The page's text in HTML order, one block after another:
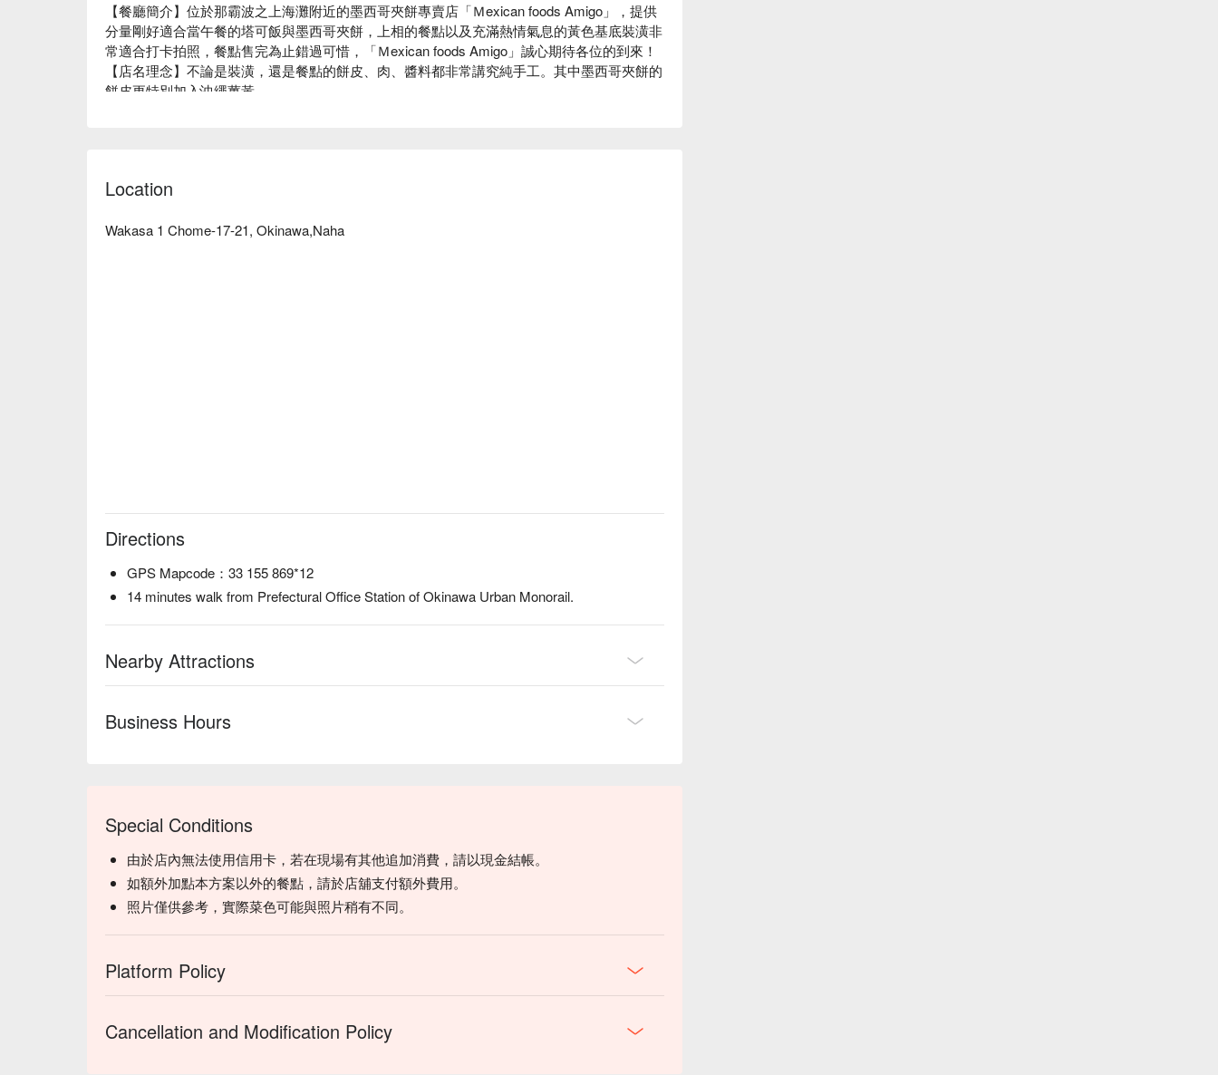
波の上ビーチから徒歩1分のところにお店があります🏖
タコスの皮には沖縄県産のウコンを使用していて完全オリジナルです✨
タコスの皮からタコスミートまで全てお店の手作りです！
スペシャルな沖縄タコライス試さないなんて勿体なさすぎる😉
【餐廳簡介】位於那霸波之上海灘附近的墨西哥夾餅專賣店「Ｍexican foods Amigo」，提供
分量剛好適合當午餐的塔可飯與墨西哥夾餅，上相的餐點以及充滿熱情氣息的黃色基底裝潢非
常適合打卡拍照，餐點售完為止錯過可惜，「Ｍexican foods Amigo」誠心期待各位的到來！
【店名理念】不論是裝潢，還是餐點的餅皮、肉、醬料都非常講究純手工。其中墨西哥夾餅的
餅皮更特別加入沖繩薑黃。
Location
Wakasa 1 Chome-17-21, Okinawa,Naha
Directions
GPS Mapcode：33 155 869*12
14 minutes walk from Prefectural Office Station of Okinawa Urban Monorail.
Nearby Attractions
Business Hours
Special Conditions
由於店內無法使用信用卡，若在現場有其他追加消費，請以現金結帳。
如額外加點本方案以外的餐點，請於店舖支付額外費用。
照片僅供參考，實際菜色可能與照片稍有不同。
Platform Policy
Cancellation and Modification Policy